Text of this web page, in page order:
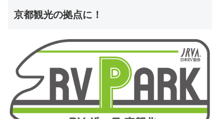
京都観光の拠点に！